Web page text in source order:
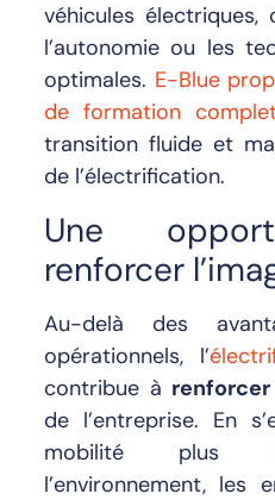
véhicules
l’autonomie ou les
optimales. E-Blue
de formation
transition fluide et
de l’électrification.
Une
renforcer
Au-delà des
opérationnels, l’
contribue à
de l’entreprise. En
mobilité plus
l’environnement, les